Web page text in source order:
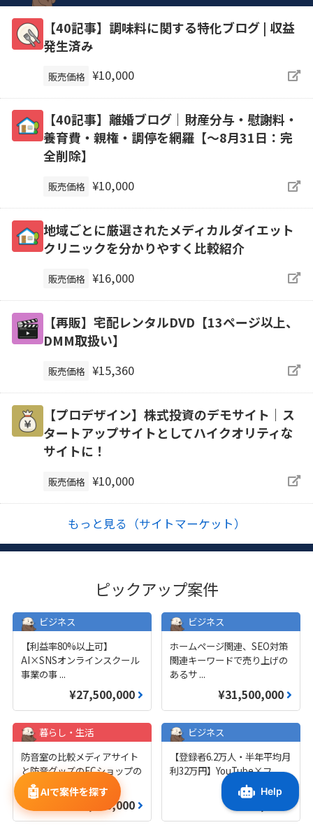
【40記事】調味料に関する特化ブログ | 収益
発生済み
販売価格 ¥10,000
【40記事】離婚ブログ｜財産分与・慰謝料・
養育費・親権・調停を網羅【～8月31日：完
全削除】
販売価格 ¥10,000
地域ごとに厳選されたメディカルダイエット
クリニックを分かりやすく比較紹介
販売価格 ¥16,000
【再販】宅配レンタルDVD【13ページ以上、
DMM取扱い】
販売価格 ¥15,360
【プロデザイン】株式投資のデモサイト｜ス
タートアップサイトとしてハイクオリティな
サイトに！
販売価格 ¥10,000
もっと見る（サイトマーケット）
ピックアップ案件
ビジネス
【利益率80%以上可】
AI×SNSオンラインスクール
事業の事 ...
¥27,500,000
ビジネス
ホームページ関連、SEO対策
関連キーワードで売り上げの
あるサ ...
¥31,500,000
暮らし・生活
防音室の比較メディアサイト
と防音グッズのECショップの
2サイ
¥6,750,000
ビジネス
【登録者6.2万人・半年平均月
利32万円】YouTube×フ...
🤖AIで案件を探す